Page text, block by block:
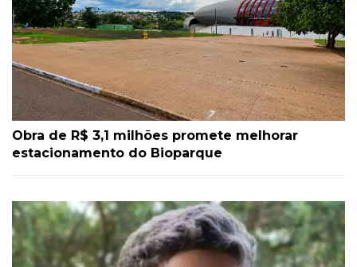
Obra de R$ 3,1 milhões promete melhorar
estacionamento do Bioparque